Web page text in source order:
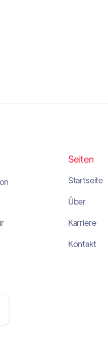
Seiten
Startseite
Über
Karriere
Kontakt